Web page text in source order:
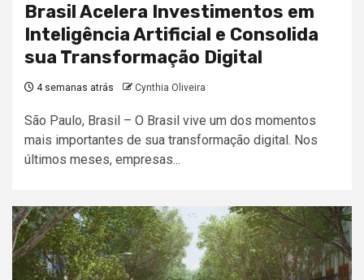
Brasil Acelera Investimentos em
Inteligência Artificial e Consolida
sua Transformação Digital
4 semanas atrás Cynthia Oliveira
São Paulo, Brasil – O Brasil vive um dos momentos
mais importantes de sua transformação digital. Nos
últimos meses, empresas...